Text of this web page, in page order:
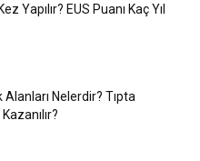
Yapılır? EUS Puanı Kaç Yıl
Alanları Nelerdir? Tıpta